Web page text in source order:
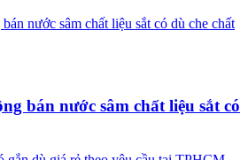
bán nước sâm chất liệu sắt có